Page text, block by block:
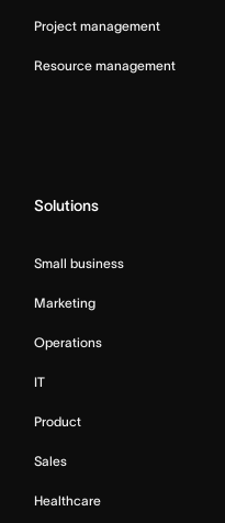
Project management
Resource management
Solutions
Small business
Marketing
Operations
IT
Product
Sales
Healthcare